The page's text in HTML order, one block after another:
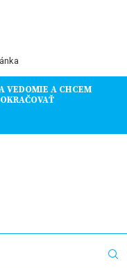
VEDOMIE A CHCEM